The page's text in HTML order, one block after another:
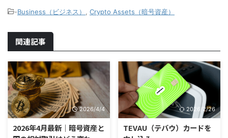
-Business（ビジネス） Crypto Assets（暗号資産）
関連記事
2026/4/4
2026年4月最新｜暗号資産と
2026/2/26
TEVAU（テバウ）カードを